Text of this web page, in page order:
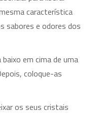
característica
sabores e odores dos
em cima de uma
coloque-as
os seus cristais